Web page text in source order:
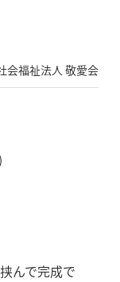
会福祉法人 敬愛会
んで完成で